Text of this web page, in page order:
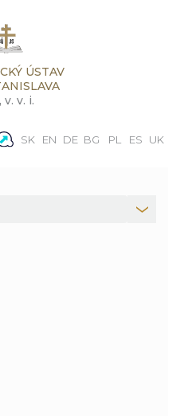
ÚSTAV
v. v. i.
UK
ES
PL
BG
DE
EN
SK